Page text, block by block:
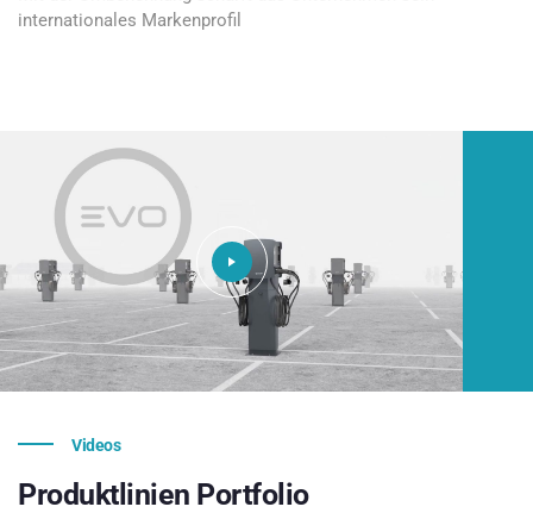
internationales Markenprofil
Videos
Produktlinien Portfolio